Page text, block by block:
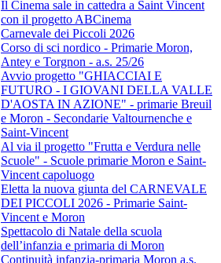
Il Cinema sale in cattedra a Saint Vincent
con il progetto ABCinema
Carnevale dei Piccoli 2026
Corso di sci nordico - Primarie Moron,
Antey e Torgnon - a.s. 25/26
Avvio progetto "GHIACCIAI E
FUTURO - I GIOVANI DELLA VALLE
D'AOSTA IN AZIONE" - primarie Breuil
e Moron - Secondarie Valtournenche e
Saint-Vincent
Al via il progetto "Frutta e Verdura nelle
Scuole" - Scuole primarie Moron e Saint-
Vincent capoluogo
Eletta la nuova giunta del CARNEVALE
DEI PICCOLI 2026 - Primarie Saint-
Vincent e Moron
Spettacolo di Natale della scuola
dell’infanzia e primaria di Moron
Continuità infanzia-primaria Moron a.s.